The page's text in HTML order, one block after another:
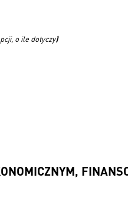
o ile dotyczy)